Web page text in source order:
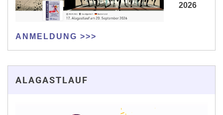
2026
ANMELDUNG >>>
ALAGASTLAUF